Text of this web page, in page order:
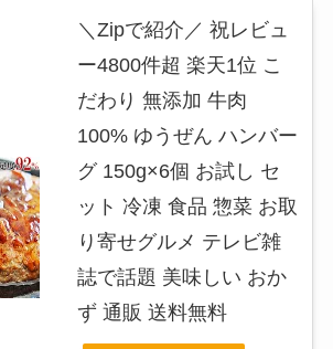
＼Zipで紹介／ 祝レビュ
ー4800件超 楽天1位 こ
だわり 無添加 牛肉
100% ゆうぜん ハンバー
グ 150g×6個 お試し セ
ット 冷凍 食品 惣菜 お取
り寄せグルメ テレビ雑
誌で話題 美味しい おか
ず 通販 送料無料